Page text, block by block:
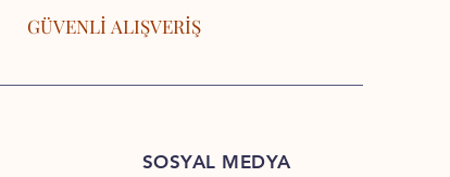
GÜVENLİ ALIŞVERİŞ
SOSYAL MEDYA